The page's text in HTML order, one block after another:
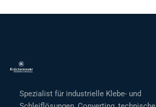
Spezialist für industrielle Klebe- und